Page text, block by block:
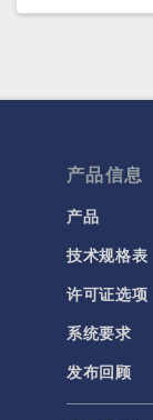
产品信息
产品
技术规格表
许可证选项
系统要求
发布回顾